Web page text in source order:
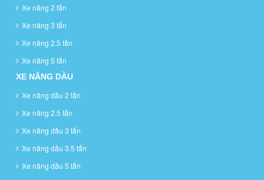
Xe nâng 2 tấn
Xe nâng 3 tấn
Xe nâng 2.5 tấn
Xe nâng 5 tấn
XE NÂNG DẦU
Xe nâng dầu 2 tấn
Xe nâng 2.5 tấn
Xe nâng dầu 3 tấn
Xe nâng dầu 3.5 tấn
Xe nâng dầu 5 tấn